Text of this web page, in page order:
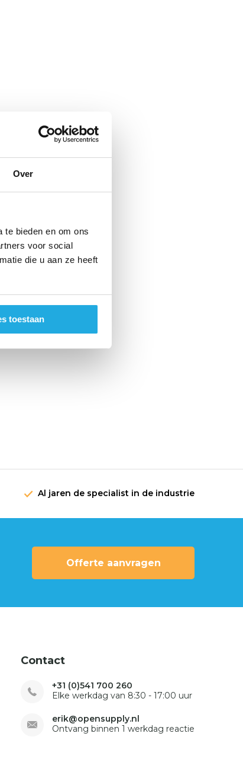
Over
te bieden en om ons
voor social
die u aan ze heeft
toestaan
Al jaren de specialist in de industrie
Offerte aanvragen
Contact
+31 (0)541 700 260
Elke werkdag van 8:30 - 17:00 uur
erik@opensupply.nl
Ontvang binnen 1 werkdag reactie